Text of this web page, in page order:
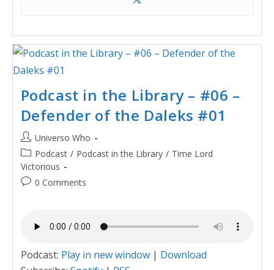
Podcast in the Library – #06 –
Defender of the Daleks #01
Universo Who
Podcast / Podcast in the Library / Time Lord
Victorious
0 Comments
Podcast: Play in new window| Download